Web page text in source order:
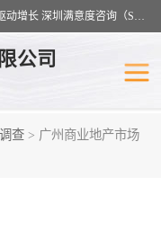
深耕满意度调研18载，用数据定义体验，以洞察驱动增长 深圳满意度咨询（SSC）：十八年专注，丈量每一份体验。
公司
查 > 广州商业地产市场